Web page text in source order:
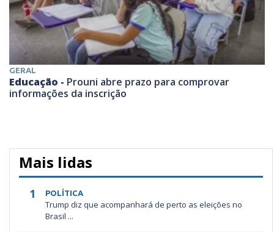
GERAL
Educação - Prouni abre prazo para comprovar
informações da inscrição
Mais lidas
1 POLÍTICA
Trump diz que acompanhará de perto as eleições no
Brasil ...